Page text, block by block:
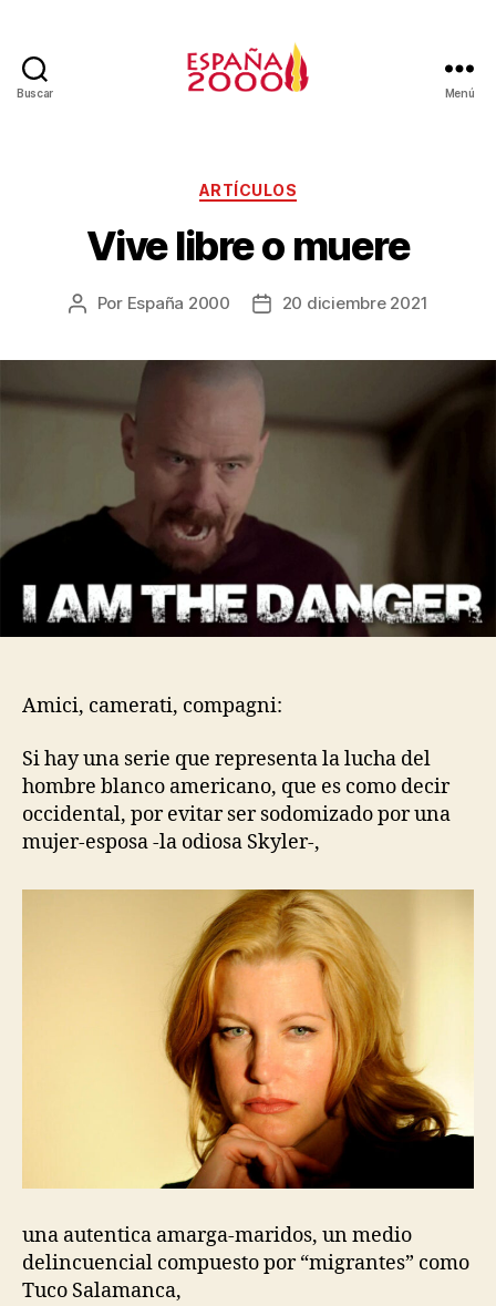
Buscar Menú
ARTÍCULOS
Vive libre o muere
Por España 2000 20 diciembre 2021
Amici, camerati, compagni:
Si hay una serie que representa la lucha del
hombre blanco americano, que es como decir
occidental, por evitar ser sodomizado por una
mujer-esposa -la odiosa Skyler-,
una autentica amarga-maridos, un medio
delincuencial compuesto por “migrantes” como
Tuco Salamanca,